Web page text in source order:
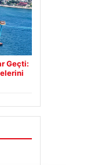
Geçti: